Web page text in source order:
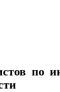
по